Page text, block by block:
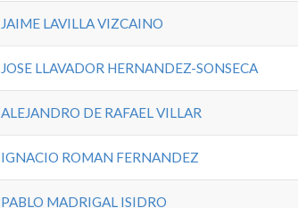
JAIME LAVILLA VIZCAINO
JOSE LLAVADOR HERNANDEZ-SONSECA
ALEJANDRO DE RAFAEL VILLAR
IGNACIO ROMAN FERNANDEZ
PABLO MADRIGAL ISIDRO